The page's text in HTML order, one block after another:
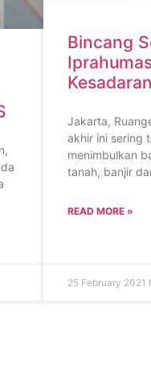
Bincang
Jakarta,
akhir ini sering
menimbulkan
tanah, banjir
READ MORE »
25 February 2021